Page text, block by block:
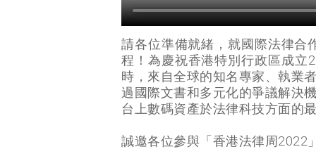
請各位準備就緒，就國際法律合
程！為慶祝香港特別行政區成
時，來自全球的知名專家、執業
過國際文書和多元化的爭議解決
台上數碼資產於法律科技方面的
誠邀各位參與「香港法律周2022